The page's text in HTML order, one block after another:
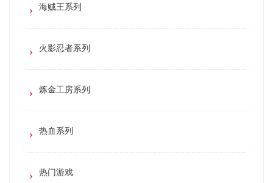
海贼王系列
火影忍者系列
炼金工房系列
热血系列
热门游戏